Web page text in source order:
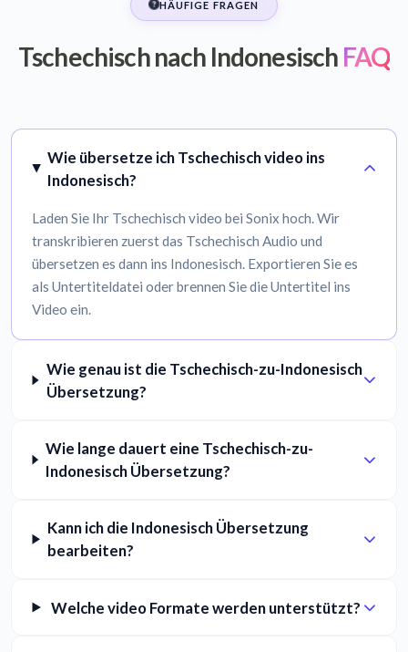
HÄUFIGE FRAGEN
Tschechisch nach Indonesisch FAQ
Wie übersetze ich Tschechisch video ins
Indonesisch?
Laden Sie Ihr Tschechisch video bei Sonix hoch. Wir
transkribieren zuerst das Tschechisch Audio und
übersetzen es dann ins Indonesisch. Exportieren Sie es
als Untertiteldatei oder brennen Sie die Untertitel ins
Video ein.
Wie genau ist die Tschechisch-zu-Indonesisch
Übersetzung?
Wie lange dauert eine Tschechisch-zu-
Indonesisch Übersetzung?
Kann ich die Indonesisch Übersetzung
bearbeiten?
Welche video Formate werden unterstützt?